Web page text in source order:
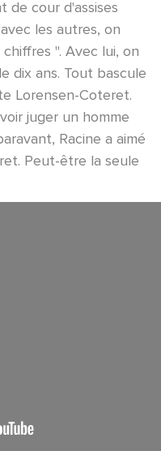
de cour d'assises
les autres, on
". Avec lui, on
dix ans. Tout bascule
Lorensen-Coteret.
juger un homme
Racine a aimé
Peut-être la seule